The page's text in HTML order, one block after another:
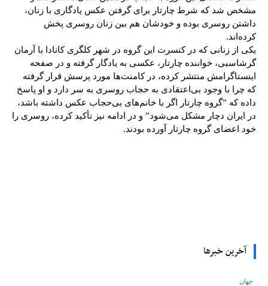
مشخص شد که شرط چارتار برای گرفتن عکس یادگاری با زنان،
داشتن روسری بوده و خودشان هم بین زنان روسری پخش
کرده‌اند.
یکی از زنانی که در کنسرت این گروه در شهر کلگری کانادا با آرمان
گرشاسبی، خواننده چارتار، عکسی به یادگار گرفته و در صفحه
اینستاگرامش منتشر کرده، در کامنت‌ها مورد پرسش قرار گرفته
که چرا با وجود بی‌اعتقادی به حجاب روسری به سر دارد و او پاسخ
داده که ‌”گروه چارتار اگر با خانم‌های بی‌حجاب عکس داشته باشد،
در ایران دچار مشکل می‌شود” و در ادامه نیز تأکید کرده، روسری را
خود اعضای گروه چارتار آورده بودند.
آخرین خبرها
جهان